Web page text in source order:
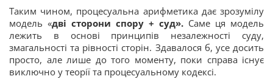
Таким чином, процесуальна арифметика дає зрозумілу
модель «дві сторони спору + суд». Саме ця модель
лежить в основі принципів незалежності суду,
змагальності та рівності сторін. Здавалося б, усе досить
просто, але лише до того моменту, поки справа існує
виключно у теорії та процесуальному кодексі.